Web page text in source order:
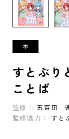
すとぷ
ことば
監修：
五百田
監修協力：
すと